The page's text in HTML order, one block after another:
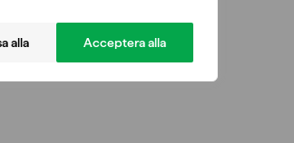
alla Acceptera alla